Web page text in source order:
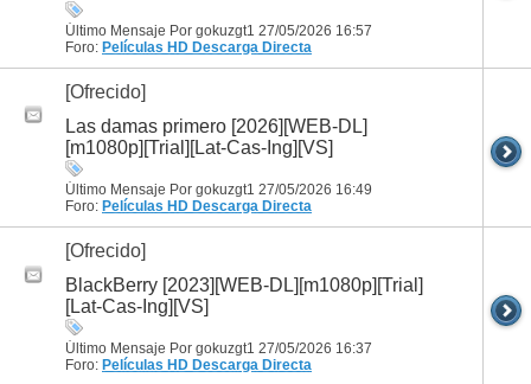
Último Mensaje Por gokuzgt1 27/05/2026 16:57
Foro: Películas HD Descarga Directa
[Ofrecido]
Las damas primero [2026][WEB-DL]
[m1080p][Trial][Lat-Cas-Ing][VS]
Último Mensaje Por gokuzgt1 27/05/2026 16:49
Foro: Películas HD Descarga Directa
[Ofrecido]
BlackBerry [2023][WEB-DL][m1080p][Trial]
[Lat-Cas-Ing][VS]
Último Mensaje Por gokuzgt1 27/05/2026 16:37
Foro: Películas HD Descarga Directa